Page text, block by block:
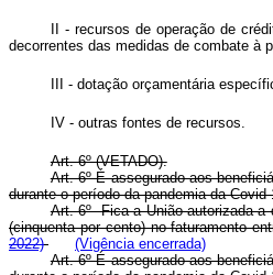
II - recursos de operação de
decorrentes das medidas de combate à
III - dotação orçamentária
IV - outras fontes de recursos.
Art. 6º (VETADO).
Art. 6º É assegurado aos
durante o período da pandemia da
Art. 6º Fica a União autorizada a
(cinquenta por cento) no faturamento
2022)
(Vigência encerrada)
Art. 6º É assegurado aos